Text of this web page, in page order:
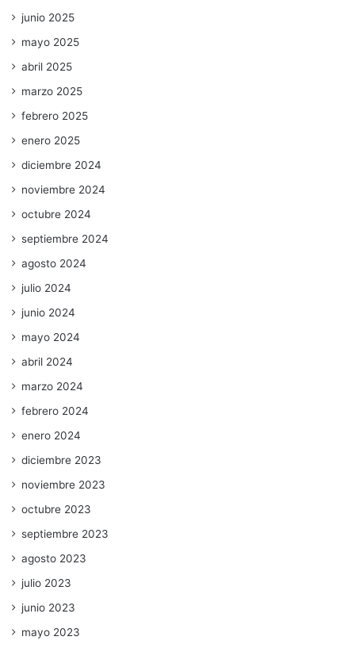
junio 2025
mayo 2025
abril 2025
marzo 2025
febrero 2025
enero 2025
diciembre 2024
noviembre 2024
octubre 2024
septiembre 2024
agosto 2024
julio 2024
junio 2024
mayo 2024
abril 2024
marzo 2024
febrero 2024
enero 2024
diciembre 2023
noviembre 2023
octubre 2023
septiembre 2023
agosto 2023
julio 2023
junio 2023
mayo 2023